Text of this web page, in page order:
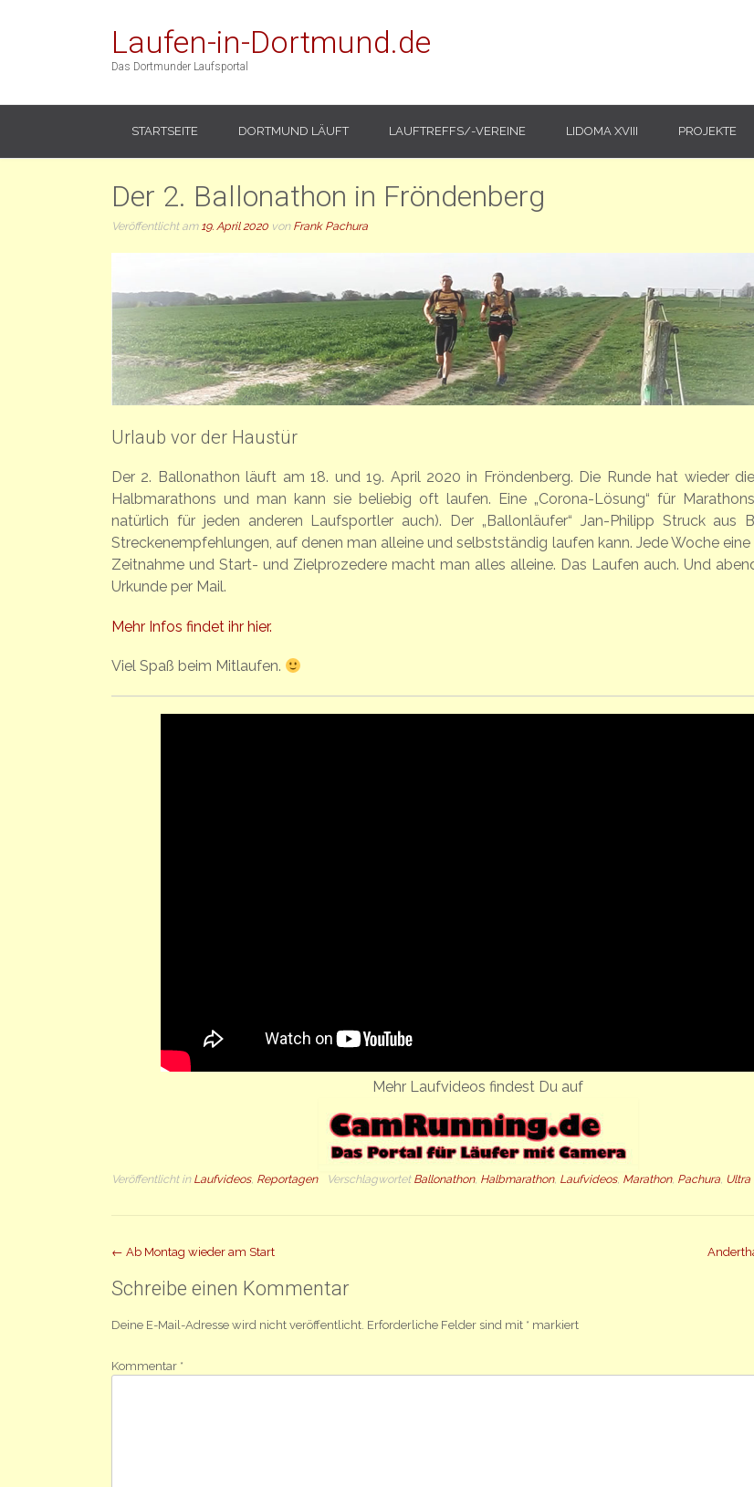
Laufen-in-Dortmund.de
Das Dortmunder Laufsportal
STARTSEITE DORTMUND LÄUFT LAUFTREFFS/-VEREINE LIDOMA XVIII PROJEKTE
Der 2. Ballonathon in Fröndenberg
Veröffentlicht am 19. April 2020 von Frank Pachura
Urlaub vor der Haustür
Der 2. Ballonathon läuft am 18. und 19. April 2020 in Fröndenberg. Die Runde hat wieder
Halbmarathons und man kann sie beliebig oft laufen. Eine „Corona-Lösung“ für
natürlich für jeden anderen Laufsportler auch). Der „Ballonläufer“ Jan-Philipp Struck aus
Streckenempfehlungen, auf denen man alleine und selbstständig laufen kann. Jede Woche eine
Zeitnahme und Start- und Zielprozedere macht man alles alleine. Das Laufen auch. Und
Urkunde per Mail.
Mehr Infos findet ihr hier.
Viel Spaß beim Mitlaufen.
Mehr Laufvideos findest Du auf
Veröffentlicht in Laufvideos, Reportagen Verschlagwortet Ballonathon, Halbmarathon, Laufvideos, Marathon, Pachura, Ultra
Beitrag
Navigation
← Ab Montag wieder am Start
Schreibe einen Kommentar
Deine E-Mail-Adresse wird nicht veröffentlicht. Erforderliche Felder sind mit * markiert
Kommentar *